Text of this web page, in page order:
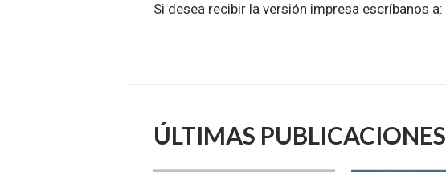
Si desea recibir la versión impresa escríbanos a:
ÚLTIMAS PUBLICACIONES